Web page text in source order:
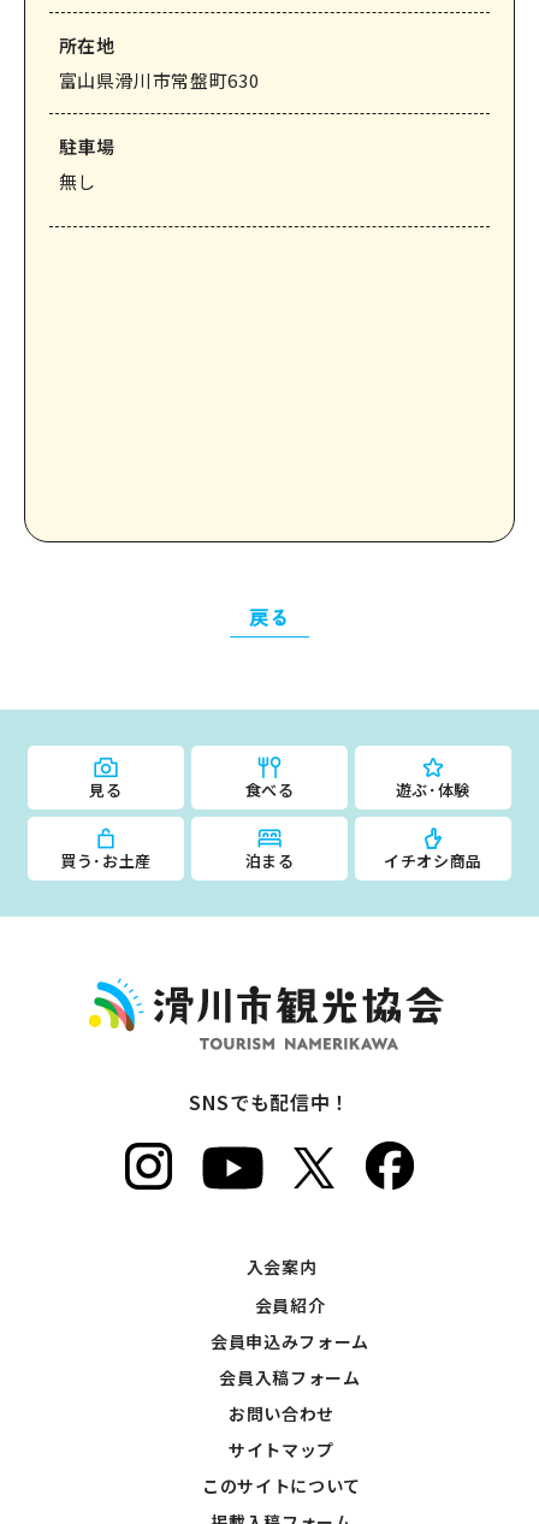
会員紹介
滑川市観光協会について
所在地
富山県滑川市常盤町630
駐⾞場
無し
戻る
見る 食べる 遊ぶ･体験
買う･お土産 泊まる イチオシ商品
SNSでも配信中！
入会案内
会員紹介
会員申込みフォーム
会員入稿フォーム
お問い合わせ
サイトマップ
このサイトについて